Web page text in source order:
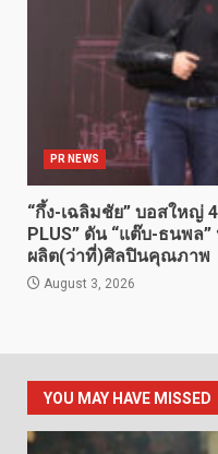
PR NEWS
“กึ้ง-เฉลิมชัย” บอสใหญ่
PLUS” ดัน “แต๊บ-ธนพล”
ผลิต(ว่าที่)ศิลปินคุณภาพ
August 3, 2026
YOU MAY HAVE MISSED